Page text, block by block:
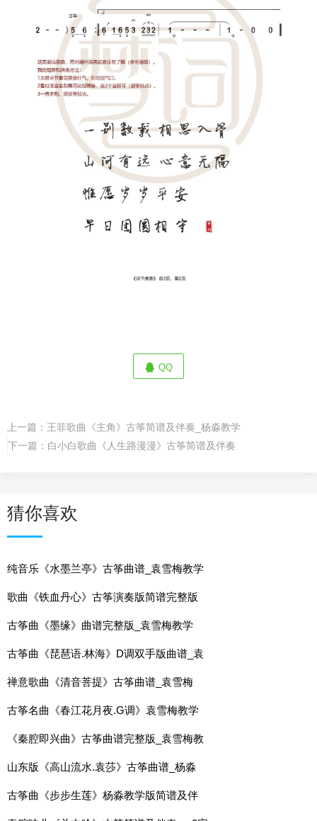
QQ
上一篇： 王菲歌曲《主角》古筝简谱及伴奏_杨淼教学
下一篇： 白小白歌曲《人生路漫漫》古筝简谱及伴奏
猜你喜欢
纯音乐《水墨兰亭》古筝曲谱_袁雪梅教学
歌曲《铁血丹心》古筝演奏版简谱完整版
古筝曲《墨缘》曲谱完整版_袁雪梅教学
古筝曲《琵琶语.林海》D调双手版曲谱_袁
禅意歌曲《清音菩提》古筝曲谱_袁雪梅
古筝名曲《春江花月夜.G调》袁雪梅教学
《秦腔即兴曲》古筝曲谱完整版_袁雪梅教
山东版《高山流水.袁莎》古筝曲谱_杨淼
古筝曲《步步生莲》杨淼教学版简谱及伴